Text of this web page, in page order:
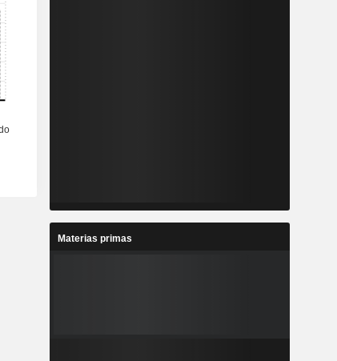
Materias primas